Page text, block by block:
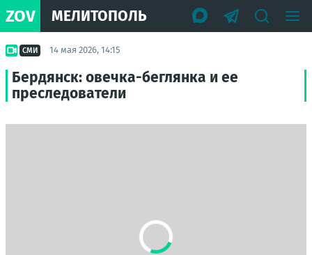
ZOV МЕЛИТОПОЛЬ
СМИ 14 мая 2026, 14:15
Бердянск: овечка-беглянка и ее
преследователи